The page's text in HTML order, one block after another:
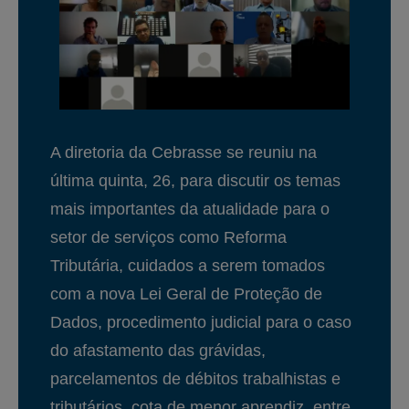
A diretoria da Cebrasse se reuniu na
última quinta, 26, para discutir os temas
mais importantes da atualidade para o
setor de serviços como Reforma
Tributária, cuidados a serem tomados
com a nova Lei Geral de Proteção de
Dados, procedimento judicial para o caso
do afastamento das grávidas,
parcelamentos de débitos trabalhistas e